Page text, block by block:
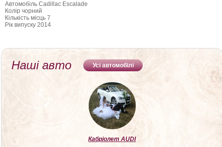
Автомобіль Cadillac Escalade
Колір чорний
Кількість місць 7
Рік випуску 2014
Наші авто Усі автомобілі
Кабріолет AUDI